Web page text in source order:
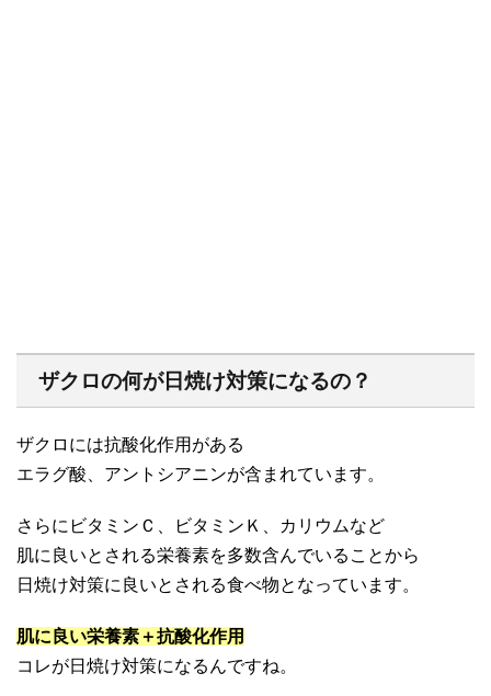
ザクロの何が日焼け対策になるの？
ザクロには抗酸化作用がある
エラグ酸、アントシアニンが含まれています。
さらにビタミンＣ、ビタミンＫ、カリウムなど
肌に良いとされる栄養素を多数含んでいることから
日焼け対策に良いとされる食べ物となっています。
肌に良い栄養素＋抗酸化作用
コレが日焼け対策になるんですね。